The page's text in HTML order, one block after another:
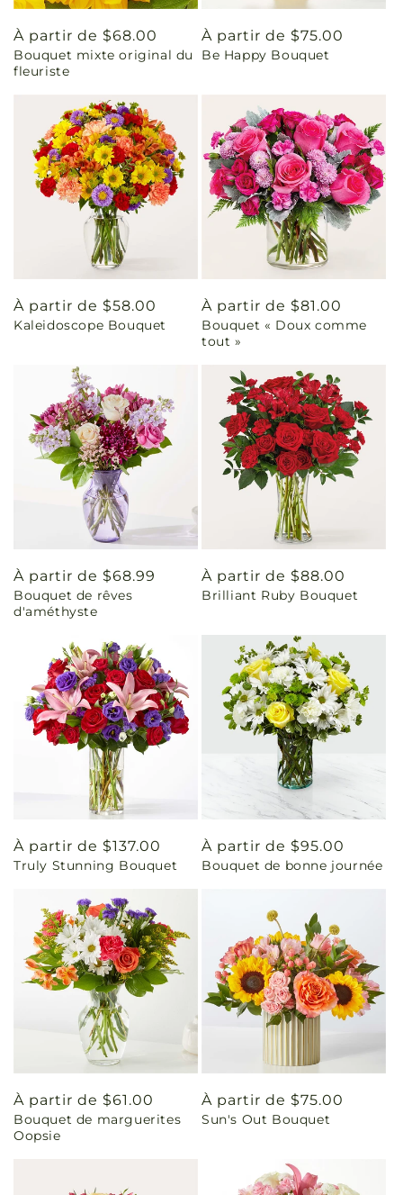
Prix
habituel
À partir de $68.00
Bouquet mixte original du
fleuriste
Prix
habituel
À partir de $75.00
Be Happy Bouquet
Prix
habituel
À partir de $58.00
Kaleidoscope Bouquet
Prix
habituel
À partir de $81.00
Bouquet « Doux comme
tout »
Prix
habituel
À partir de $68.99
Bouquet de rêves
d'améthyste
Prix
habituel
À partir de $88.00
Brilliant Ruby Bouquet
Prix
habituel
À partir de $137.00
Truly Stunning Bouquet
Prix
habituel
À partir de $95.00
Bouquet de bonne journée
Prix
habituel
À partir de $61.00
Bouquet de marguerites
Oopsie
Prix
habituel
À partir de $75.00
Sun's Out Bouquet